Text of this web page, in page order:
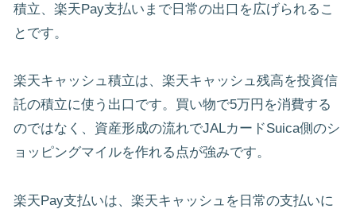
積立、楽天Pay支払いまで日常の出口を広げられるこ
とです。
楽天キャッシュ積立は、楽天キャッシュ残高を投資信
託の積立に使う出口です。買い物で5万円を消費する
のではなく、資産形成の流れでJALカードSuica側のシ
ョッピングマイルを作れる点が強みです。
楽天Pay支払いは、楽天キャッシュを日常の支払いに